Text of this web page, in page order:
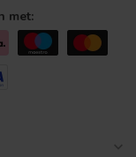
met: